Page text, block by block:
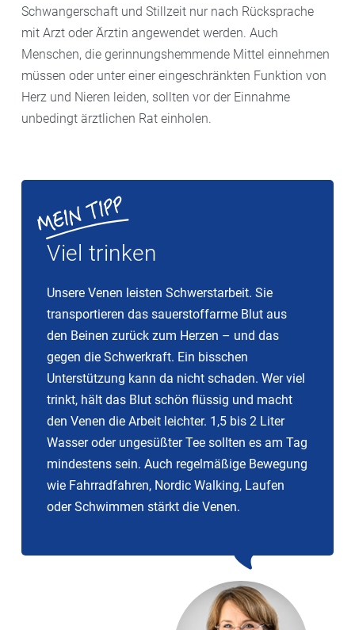
Schwangerschaft und Stillzeit nur nach Rücksprache
mit Arzt oder Ärztin angewendet werden. Auch
Menschen, die gerinnungshemmende Mittel einnehmen
müssen oder unter einer eingeschränkten Funktion von
Herz und Nieren leiden, sollten vor der Einnahme
unbedingt ärztlichen Rat einholen.
Viel trinken
Unsere Venen leisten Schwerstarbeit. Sie
transportieren das sauerstoffarme Blut aus
den Beinen zurück zum Herzen – und das
gegen die Schwerkraft. Ein bisschen
Unterstützung kann da nicht schaden. Wer viel
trinkt, hält das Blut schön flüssig und macht
den Venen die Arbeit leichter. 1,5 bis 2 Liter
Wasser oder ungesüßter Tee sollten es am Tag
mindestens sein. Auch regelmäßige Bewegung
wie Fahrradfahren, Nordic Walking, Laufen
oder Schwimmen stärkt die Venen.